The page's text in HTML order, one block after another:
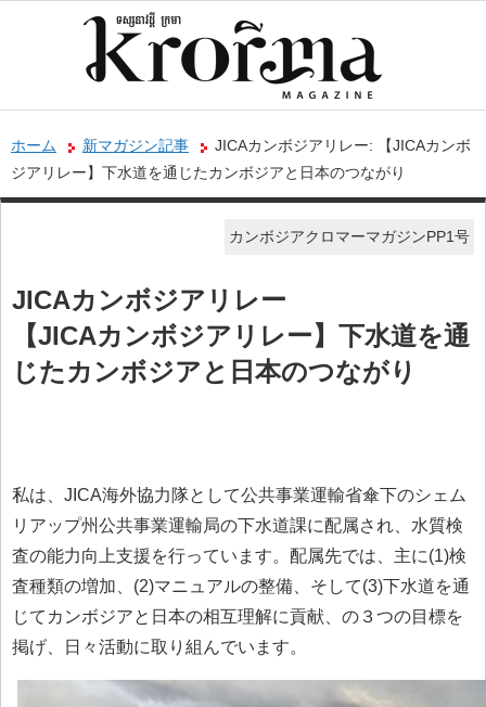
ホーム 新マガジン記事
JICAカンボジアリレー: 【JICAカンボ
ジアリレー】下水道を通じたカンボジアと日本のつながり
カンボジアクロマーマガジンPP1号
JICAカンボジアリレー
【JICAカンボジアリレー】下水道を通
じたカンボジアと日本のつながり
私は、JICA海外協力隊として公共事業運輸省傘下のシェム
リアップ州公共事業運輸局の下水道課に配属され、水質検
査の能力向上支援を行っています。配属先では、主に(1)検
査種類の増加、(2)マニュアルの整備、そして(3)下水道を通
じてカンボジアと日本の相互理解に貢献、の３つの目標を
掲げ、日々活動に取り組んでいます。